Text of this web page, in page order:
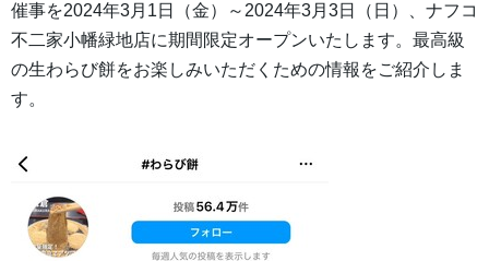
催事を2024年3月1日（金）～2024年3月3日（日）、ナフコ
不二家小幡緑地店に期間限定オープンいたします。最高級
の生わらび餅をお楽しみいただくための情報をご紹介しま
す。